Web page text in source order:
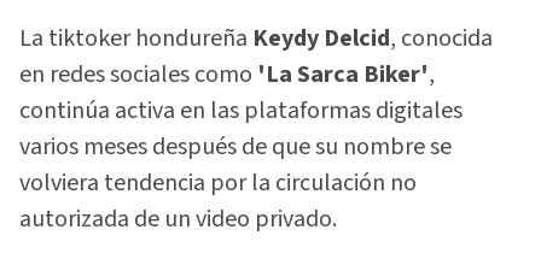
La tiktoker hondureña Keydy Delcid, conocida
en redes sociales como 'La Sarca Biker',
continúa activa en las plataformas digitales
varios meses después de que su nombre se
volviera tendencia por la circulación no
autorizada de un video privado.